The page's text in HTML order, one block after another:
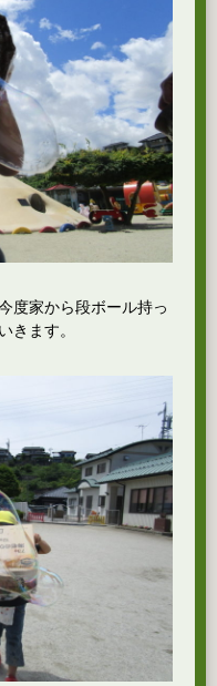
度家から段ボール持っ
きます。